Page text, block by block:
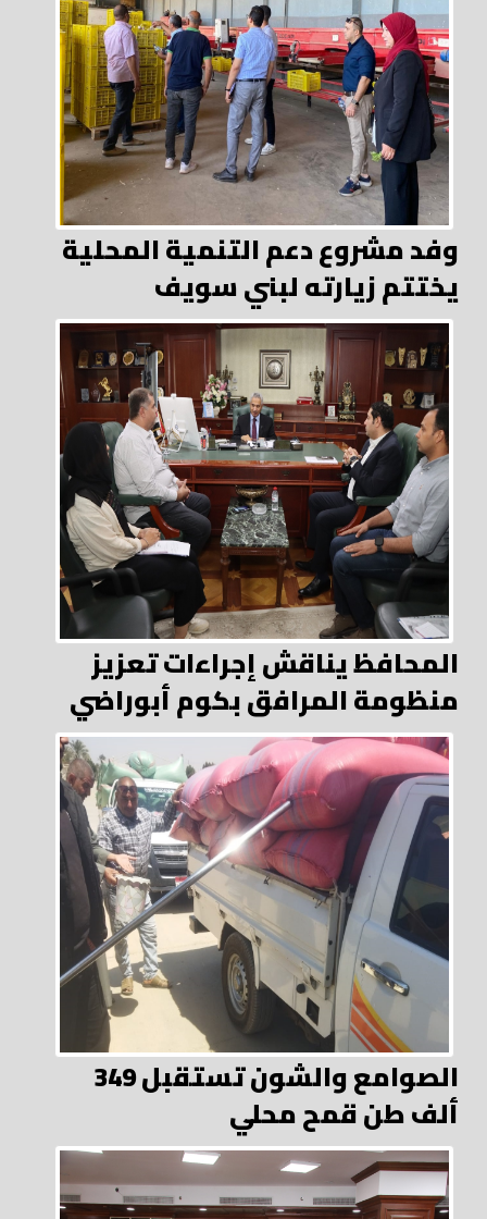
وفد مشروع دعم التنمية المحلية
يختتم زيارته لبني سويف
المحافظ يناقش إجراءات تعزيز
منظومة المرافق بكوم أبوراضي
الصوامع والشون تستقبل 349
ألف طن قمح محلي